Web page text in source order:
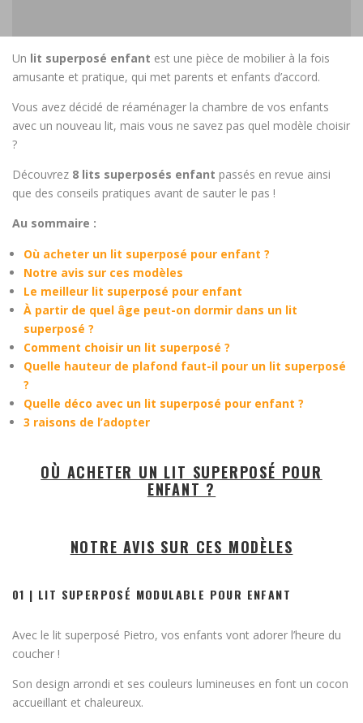
Un lit superposé enfant est une pièce de mobilier à la fois
amusante et pratique, qui met parents et enfants d’accord.
Vous avez décidé de réaménager la chambre de vos enfants
avec un nouveau lit, mais vous ne savez pas quel modèle choisir
?
Découvrez 8 lits superposés enfant passés en revue ainsi
que des conseils pratiques avant de sauter le pas !
Au sommaire :
Où acheter un lit superposé pour enfant ?
Notre avis sur ces modèles
Le meilleur lit superposé pour enfant
À partir de quel âge peut-on dormir dans un lit
superposé ?
Comment choisir un lit superposé ?
Quelle hauteur de plafond faut-il pour un lit superposé
?
Quelle déco avec un lit superposé pour enfant ?
3 raisons de l’adopter
OÙ ACHETER UN LIT SUPERPOSÉ POUR
ENFANT ?
NOTRE AVIS SUR CES MODÈLES
01 | LIT SUPERPOSÉ MODULABLE POUR ENFANT
Avec le lit superposé Pietro, vos enfants vont adorer l’heure du
coucher !
Son design arrondi et ses couleurs lumineuses en font un cocon
accueillant et chaleureux.